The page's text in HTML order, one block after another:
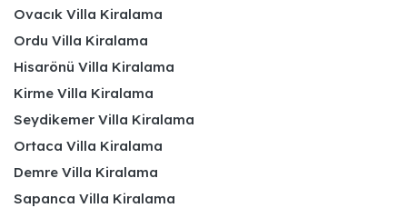
Ovacık Villa Kiralama
Ordu Villa Kiralama
Hisarönü Villa Kiralama
Kirme Villa Kiralama
Seydikemer Villa Kiralama
Ortaca Villa Kiralama
Demre Villa Kiralama
Sapanca Villa Kiralama